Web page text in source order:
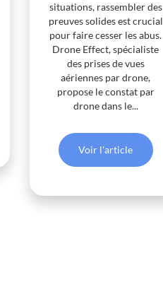
situations, rassembler des
preuves solides est crucial
pour faire cesser les abus.
Drone Effect, spécialiste
des prises de vues
aériennes par drone,
propose le constat par
drone dans le...
Voir l'article